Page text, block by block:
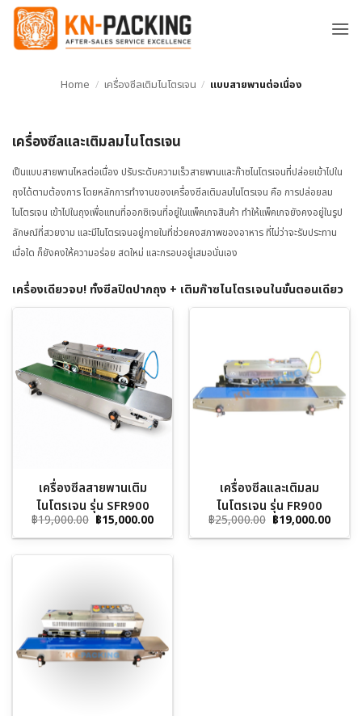
ข้าม
ยัง
Home / เครื่องซีลเติมไนโตรเจน / แบบสายพานต่อเนื่อง
เครื่องซีลและเติมลมไนโตรเจน
เป็นแบบสายพานไหลต่อเนื่อง ปรับระดับความเร็วสายพานและก๊าซไนโตรเจนที่ปล่อยเข้าไปใน
ถุงได้ตามต้องการ โดยหลักการทำงานของเครื่องซีลเติมลมไนโตรเจน คือ การปล่อยลม
ไนโตรเจน เข้าไปในถุงเพื่อแทนที่ออกซิเจนที่อยู่ในแพ็คเกจสินค้า ทำให้แพ็คเกจยังคงอยู่ในรูป
ลักษณ์ที่สวยงาม และมีไนโตรเจนอยู่ภายในที่ช่วยคงสภาพของอาหาร ที่ไม่ว่าจะรับประทาน
เมื่อใด ก็ยังคงให้ความอร่อย สดใหม่ และกรอบอยู่เสมอนั่นเอง
เครื่องเดียวจบ! ทั้งซีลปิดปากถุง + เติมก๊าซไนโตรเจนในขั้นตอนเดียว
เครื่องซีลสายพานเติม
ไนโตรเจน รุ่น SFR900
฿19,000.00 Original
price
was:
฿19,000.00.
฿15,000.00Current
is:
฿15,000.00.
เครื่องซีลและเติมลม
ไนโตรเจน รุ่น FR900
฿25,000.00 Original
price
was:
฿19,000.00
is: